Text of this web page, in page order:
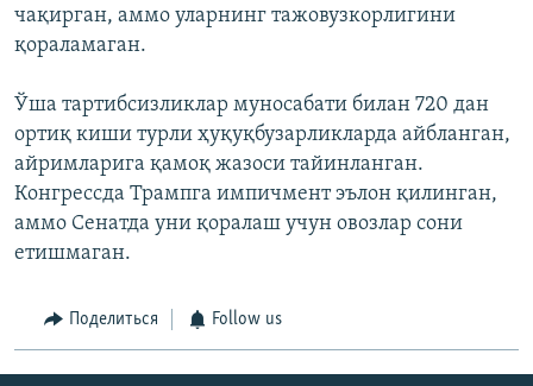
чақирган, аммо уларнинг тажовузкорлигини
қораламаган.
Ўша тартибсизликлар муносабати билан 720 дан
ортиқ киши турли ҳуқуқбузарликларда айбланган,
айримларига қамоқ жазоси тайинланган.
Конгрессда Трампга импичмент эълон қилинган,
аммо Сенатда уни қоралаш учун овозлар сони
етишмаган.
Поделиться Follow us